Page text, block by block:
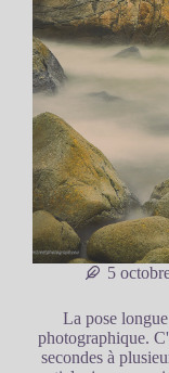
5
La pose
photographique.
secondes à